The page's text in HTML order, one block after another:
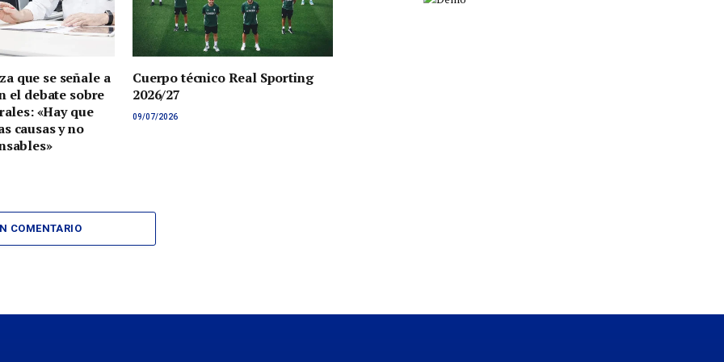
que se señale a
el debate sobre
«Hay que
causas y no
Cuerpo técnico Real Sporting
2026/27
09/07/2026
COMENTARIO